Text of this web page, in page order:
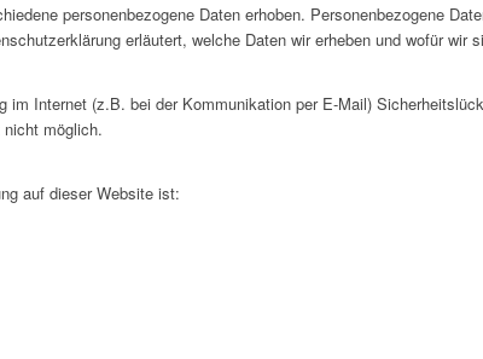
personenbezogene Daten erhoben. Personenbezogene
erläutert, welche Daten wir erheben und wofür wir
im Internet (z.B. bei der Kommunikation per E-Mail)
möglich.
auf dieser Website ist: